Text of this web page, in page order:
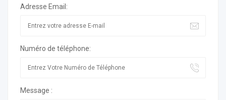
Adresse Email:
Numéro de téléphone:
Message :